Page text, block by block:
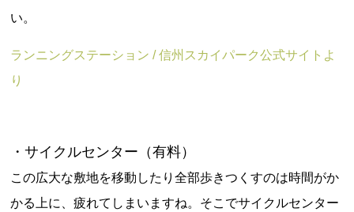
い。
ランニングステーション / 信州スカイパーク公式サイトよ
り
・サイクルセンター（有料）
この広大な敷地を移動したり全部歩きつくすのは時間がか
かる上に、疲れてしまいますね。そこでサイクルセンター